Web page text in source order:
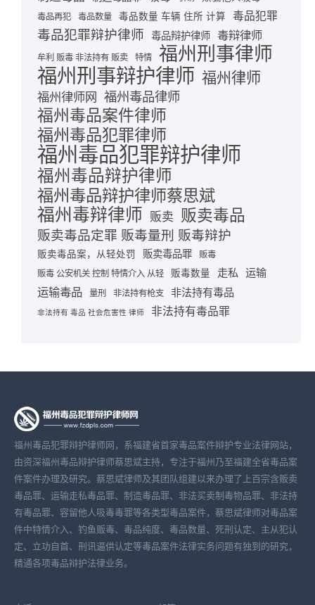
毒品再犯 毒品数量 毒品数量 车辆 住所 计算 毒品犯罪
毒品犯罪辩护律师 毒品辩护律师 毒辩律师
牟利 贩毒 非法持有 贩卖 特情 福州刑事律师
福州刑事辩护律师 福州律师
福州律师网 福州毒品律师
福州毒品案件律师
福州毒品犯罪律师
福州毒品犯罪辩护律师
福州毒品辩护律师
福州毒品辩护律师蔡思斌
福州毒辩律师 贩卖 贩卖毒品
贩卖毒品定罪 贩毒量刑 贩毒辩护
贩卖毒品案，从轻处罚 贩卖毒品罪
贩毒
贩毒 公安机关 控制 特情介入 从轻
贩毒数量 走私 运输
运输毒品 量刑 非法持有枪支 非法持有毒品
非法持有 毒品 社会危害性 律师 非法持有毒品罪
福州毒品犯罪辩护律师网，系福建省首家毒品案件辩护专业法律网站，
由资深福州毒品辩护律师蔡思斌主持，专注于福州乃至福建全省毒品案
件案件办理及研究。蔡思斌律师及其团队组建以来办理了上百宗含贩卖
毒品罪、运输走私毒品罪、制造毒品罪、非法买卖制毒物品罪、非法持
有毒品罪、容留他人吸毒毒罪等各类型毒品案件，蔡思斌律师对毒品案
件中特情介入、钓鱼贩毒、毒品纯度、毒品数量、死刑认定、主从犯认
定、立功自首、刑讯逼供认定等毒品案件法律实务问题有独到的研究，
精通各项毒品辩护法律业务。